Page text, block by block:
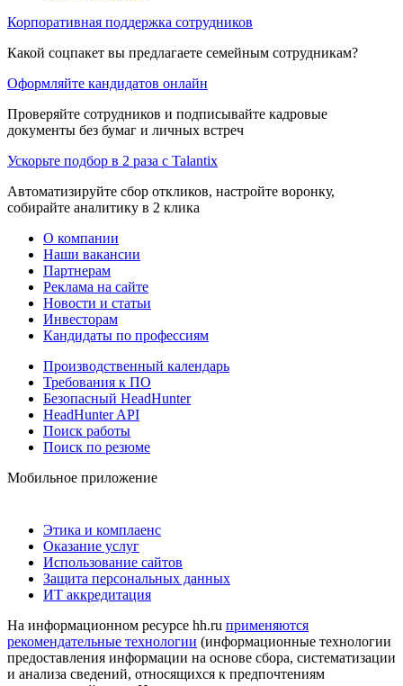
Корпоративная поддержка сотрудников
Какой соцпакет вы предлагаете семейным сотрудникам?
Оформляйте кандидатов онлайн
Проверяйте сотрудников и подписывайте кадровые
документы без бумаг и личных встреч
Ускорьте подбор в 2 раза с Talantix
Автоматизируйте сбор откликов, настройте воронку,
собирайте аналитику в 2 клика
О компании
Наши вакансии
Партнерам
Реклама на сайте
Новости и статьи
Инвесторам
Кандидаты по профессиям
Производственный календарь
Требования к ПО
Безопасный HeadHunter
HeadHunter API
Поиск работы
Поиск по резюме
Мобильное приложение
Этика и комплаенс
Оказание услуг
Использование сайтов
Защита персональных данных
ИТ аккредитация
На информационном ресурсе hh.ru применяются
рекомендательные технологии (информационные технологии
предоставления информации на основе сбора, систематизации
и анализа сведений, относящихся к предпочтениям